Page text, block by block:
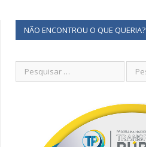
NÃO ENCONTROU O QUE QUERIA?